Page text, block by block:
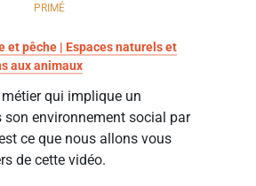
PRIMÉ
et pêche | Espaces naturels et
aux animaux
qui implique un
son environnement social par
ce que nous allons vous
de cette vidéo.